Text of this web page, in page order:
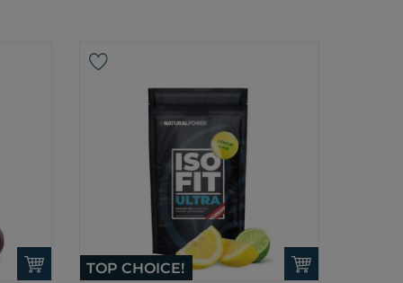
TOP CHOICE!